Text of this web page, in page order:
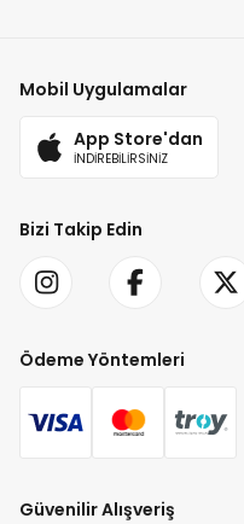
Mobil Uygulamalar
App Store'dan
İNDİREBİLİRSİNİZ
Bizi Takip Edin
Ödeme Yöntemleri
Güvenilir Alışveriş